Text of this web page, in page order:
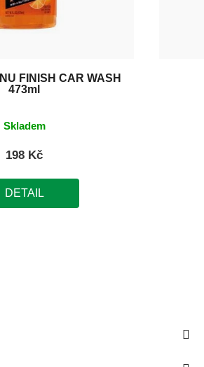
FINISH CAR WASH
473ml
Skladem
198 Kč
DETAIL